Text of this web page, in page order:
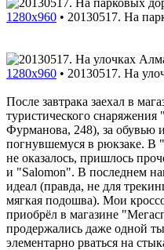
1280x960 • 20130517. На
1280x960 • 20130517. На
После завтрака заехал в
туристического
Фурманова, 248), за обувью
погнувшемуся в рюкзаке. В
не оказалось, пришлось
и "Salomon". В последнем
идеал (правда, не для
мягкая подошва). Мои
приобрёл в магазине
продержались даже одной
элементарно рваться на